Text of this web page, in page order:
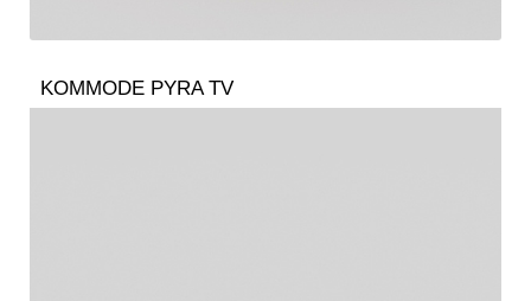
KOMMODE PYRA TV